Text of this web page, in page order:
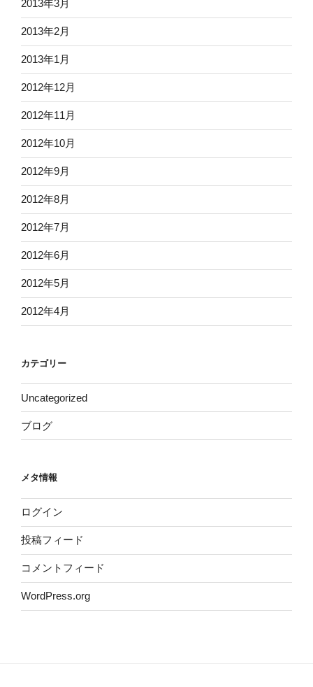
2013年3月
2013年2月
2013年1月
2012年12月
2012年11月
2012年10月
2012年9月
2012年8月
2012年7月
2012年6月
2012年5月
2012年4月
カテゴリー
Uncategorized
ブログ
メタ情報
ログイン
投稿フィード
コメントフィード
WordPress.org